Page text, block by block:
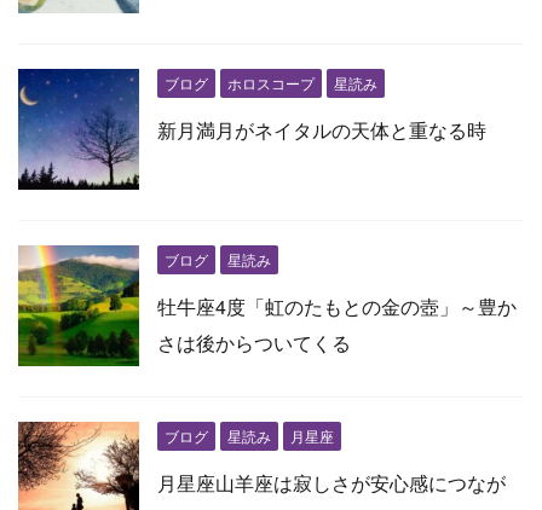
ブログ ホロスコープ 星読み
新月満月がネイタルの天体と重なる時
ブログ 星読み
牡牛座4度「虹のたもとの金の壺」～豊か
さは後からついてくる
ブログ 星読み 月星座
月星座山羊座は寂しさが安心感につなが